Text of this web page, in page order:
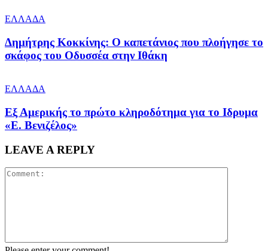
ΕΛΛΑΔΑ
Δημήτρης Κοκκίνης: Ο καπετάνιος που πλοήγησε το
σκάφος του Οδυσσέα στην Ιθάκη
ΕΛΛΑΔΑ
Εξ Αμερικής το πρώτο κληροδότημα για το Ιδρυμα
«Ε. Βενιζέλος»
LEAVE A REPLY